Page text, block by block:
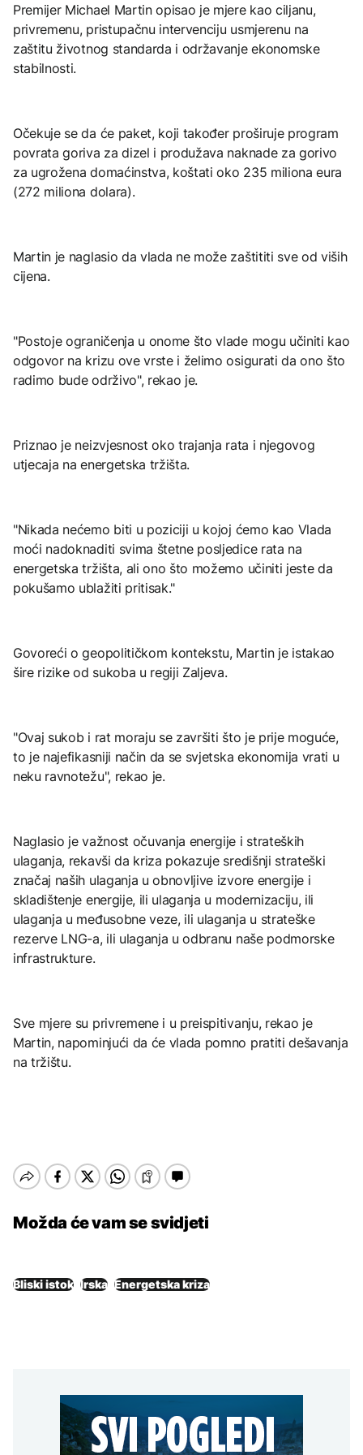
Premijer Michael Martin opisao je mjere kao ciljanu,
privremenu, pristupačnu intervenciju usmjerenu na
zaštitu životnog standarda i održavanje ekonomske
stabilnosti.
Očekuje se da će paket, koji također proširuje program
povrata goriva za dizel i produžava naknade za gorivo
za ugrožena domaćinstva, koštati oko 235 miliona eura
(272 miliona dolara).
Martin je naglasio da vlada ne može zaštititi sve od viših
cijena.
"Postoje ograničenja u onome što vlade mogu učiniti kao
odgovor na krizu ove vrste i želimo osigurati da ono što
radimo bude održivo", rekao je.
Priznao je neizvjesnost oko trajanja rata i njegovog
utjecaja na energetska tržišta.
"Nikada nećemo biti u poziciji u kojoj ćemo kao Vlada
moći nadoknaditi svima štetne posljedice rata na
energetska tržišta, ali ono što možemo učiniti jeste da
pokušamo ublažiti pritisak."
Govoreći o geopolitičkom kontekstu, Martin je istakao
šire rizike od sukoba u regiji Zaljeva.
"Ovaj sukob i rat moraju se završiti što je prije moguće,
to je najefikasniji način da se svjetska ekonomija vrati u
neku ravnotežu", rekao je.
Naglasio je važnost očuvanja energije i strateških
ulaganja, rekavši da kriza pokazuje središnji strateški
značaj naših ulaganja u obnovljive izvore energije i
skladištenje energije, ili ulaganja u modernizaciju, ili
ulaganja u međusobne veze, ili ulaganja u strateške
rezerve LNG-a, ili ulaganja u odbranu naše podmorske
infrastrukture.
Sve mjere su privremene i u preispitivanju, rekao je
Martin, napominjući da će vlada pomno pratiti dešavanja
na tržištu.
Možda će vam se svidjeti
Bliski istok Irska Energetska kriza